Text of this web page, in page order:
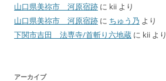
山口県美祢市 河原宿跡 に kii より
山口県美祢市 河原宿跡 に ちゅう乃 より
下関市吉田 法専寺/首斬り六地蔵 に kii より
アーカイブ